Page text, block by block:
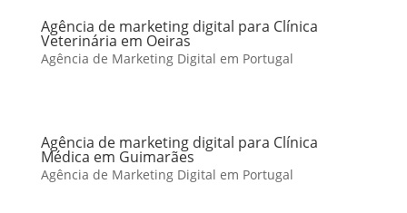
Agência de marketing digital para Clínica
Veterinária em Oeiras
Agência de Marketing Digital em Portugal
Agência de marketing digital para Clínica
Médica em Guimarães
Agência de Marketing Digital em Portugal